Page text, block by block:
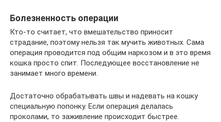
Болезненность операции
Кто-то считает, что вмешательство приносит
страдание, поэтому нельзя так мучить животных. Сама
операция проводится под общим наркозом и в это время
кошка просто спит. Последующее восстановление не
занимает много времени.
Достаточно обрабатывать швы и надевать на кошку
специальную попонку. Если операция делалась
проколами, то заживление происходит быстрее.